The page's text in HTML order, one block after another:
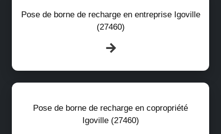
Pose de borne de recharge en entreprise Igoville
(27460)
Pose de borne de recharge en copropriété
Igoville (27460)